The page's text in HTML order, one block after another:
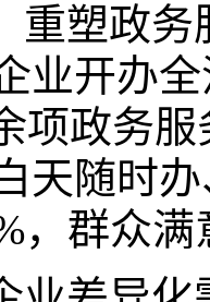
重塑政务
业开办
项政务
天随时
，群众